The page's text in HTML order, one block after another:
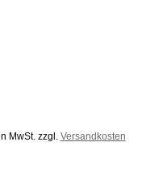
MwSt. zzgl. Versandkosten